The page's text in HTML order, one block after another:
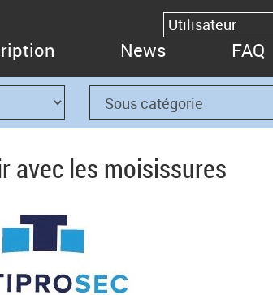
News FAQ
avec les moisissures